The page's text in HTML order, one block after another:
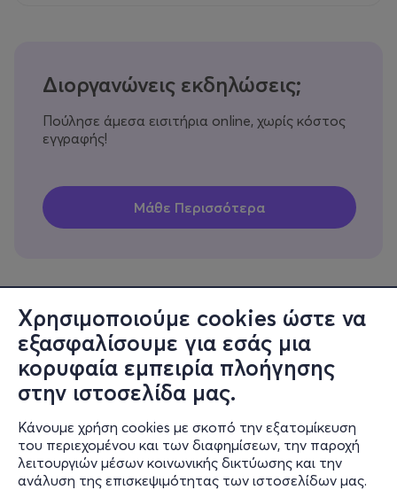
Χρησιμοποιούμε cookies ώστε να
εξασφαλίσουμε για εσάς μια
κορυφαία εμπειρία πλοήγησης
στην ιστοσελίδα μας.
Κάνουμε χρήση cookies με σκοπό την εξατομίκευση
του περιεχομένου και των διαφημίσεων, την παροχή
λειτουργιών μέσων κοινωνικής δικτύωσης και την
ανάλυση της επισκεψιμότητας των ιστοσελίδων μας.
Διοργανώνεις εκδηλώσεις;
Πούλησε άμεσα εισιτήρια online, χωρίς κόστος
εγγραφής!
Πληροφορίες
Υποστήριξη
Stay Connected